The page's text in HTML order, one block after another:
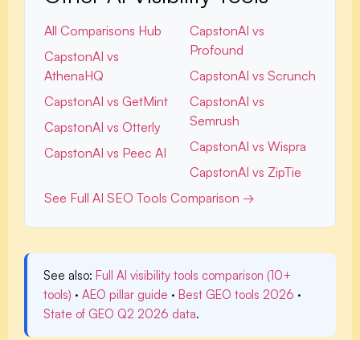
All Comparisons Hub
CapstonAI vs
AthenaHQ
CapstonAI vs GetMint
CapstonAI vs Otterly
CapstonAI vs Peec AI
CapstonAI vs
Profound
CapstonAI vs Scrunch
CapstonAI vs
Semrush
CapstonAI vs Wispra
CapstonAI vs ZipTie
See Full AI SEO Tools Comparison →
See also: Full AI visibility tools comparison (10+
tools) · AEO pillar guide · Best GEO tools 2026 ·
State of GEO Q2 2026 data.